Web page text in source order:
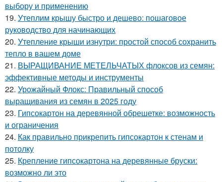
выбору и применению
19. Утеплим крышу быстро и дешево: пошаговое
руководство для начинающих
20. Утепление крыши изнутри: простой способ сохранить
тепло в вашем доме
21. ВЫРАЩИВАНИЕ МЕТЕЛЬЧАТЫХ флоксов из семян:
эффективные методы и инструменты
22. Урожайный Флокс: Правильный способ
выращивания из семян в 2025 году
23. Гипсокартон на деревянной обрешетке: возможность
и ограничения
24. Как правильно прикрепить гипсокартон к стенам и
потолку
25. Крепление гипсокартона на деревянные бруски:
возможно ли это